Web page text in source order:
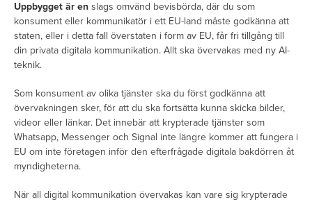
Uppbygget är en slags omvänd bevisbörda, där du som
konsument eller kommunikatör i ett EU-land måste godkänna att
staten, eller i detta fall överstaten i form av EU, får fri tillgång till
din privata digitala kommunikation. Allt ska övervakas med ny AI-
teknik.
Som konsument av olika tjänster ska du först godkänna att
övervakningen sker, för att du ska fortsätta kunna skicka bilder,
videor eller länkar. Det innebär att krypterade tjänster som
Whatsapp, Messenger och Signal inte längre kommer att fungera i
EU om inte företagen inför den efterfrågade digitala bakdörren åt
myndigheterna.
När all digital kommunikation övervakas kan vare sig krypterade